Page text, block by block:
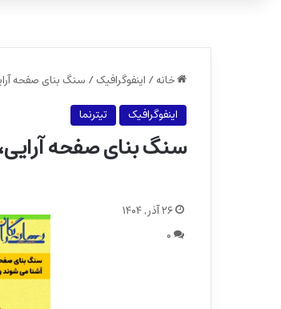
خانه/ اینفوگرافیک/ سنگ بنای صفحه
اینفوگرافیک
تیترنما
سنگ بنای صفحه
۲۶ آذر, ۱۴۰۴
۰